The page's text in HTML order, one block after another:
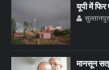
यूपी में
मानसून